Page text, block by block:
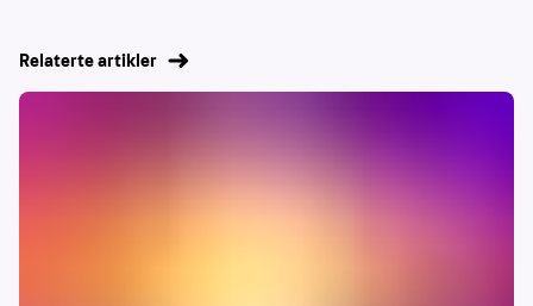
Relaterte artikler